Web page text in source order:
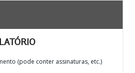
(pode conter assinaturas, etc.)